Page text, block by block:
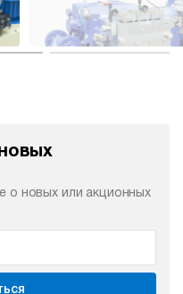
о новых или акционных